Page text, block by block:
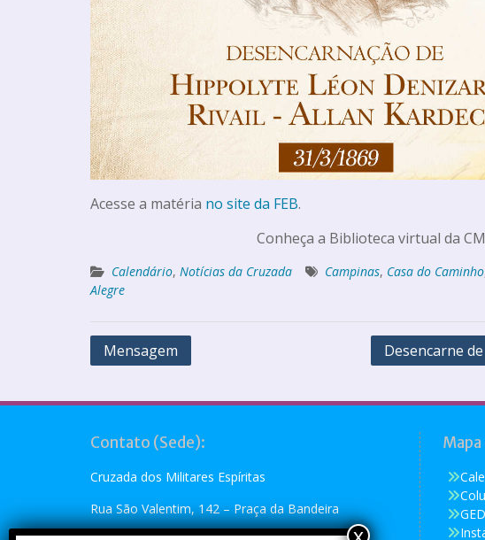
Acesse a matéria no site da FEB.
Conheça a Biblioteca virtual da
Calendário, Notícias da Cruzada Campinas, Casa do Caminho
Alegre
Mensagem Desencarne
Contato (Sede):
Cruzada dos Militares Espíritas
Rua São Valentim, 142 – Praça da Bandeira
GED